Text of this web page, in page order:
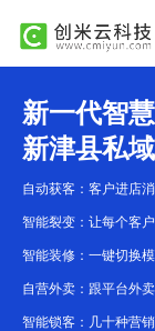
新一代智
新津县私
自动获客：客户进店
智能裂变：让每个客
智能装修：一键切换
自营外卖：跟平台外
智能锁客：几十种营